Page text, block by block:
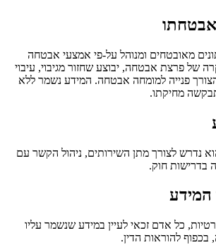
מאובטחים ומנוהל על-פי אמצעי אבטחה
של פרצת אבטחה, יבוצע שחזור מגיבוי, עיבוי
פנייה למומחה אבטחה. המידע נשמר ללא
מחיקתו.
נדרש לצורך מתן השירותים, ניהול הקשר עם
בדרישות חוק.
כל אדם זכאי לעיין במידע שנשמר עליו
בכפוף להוראות הדין.